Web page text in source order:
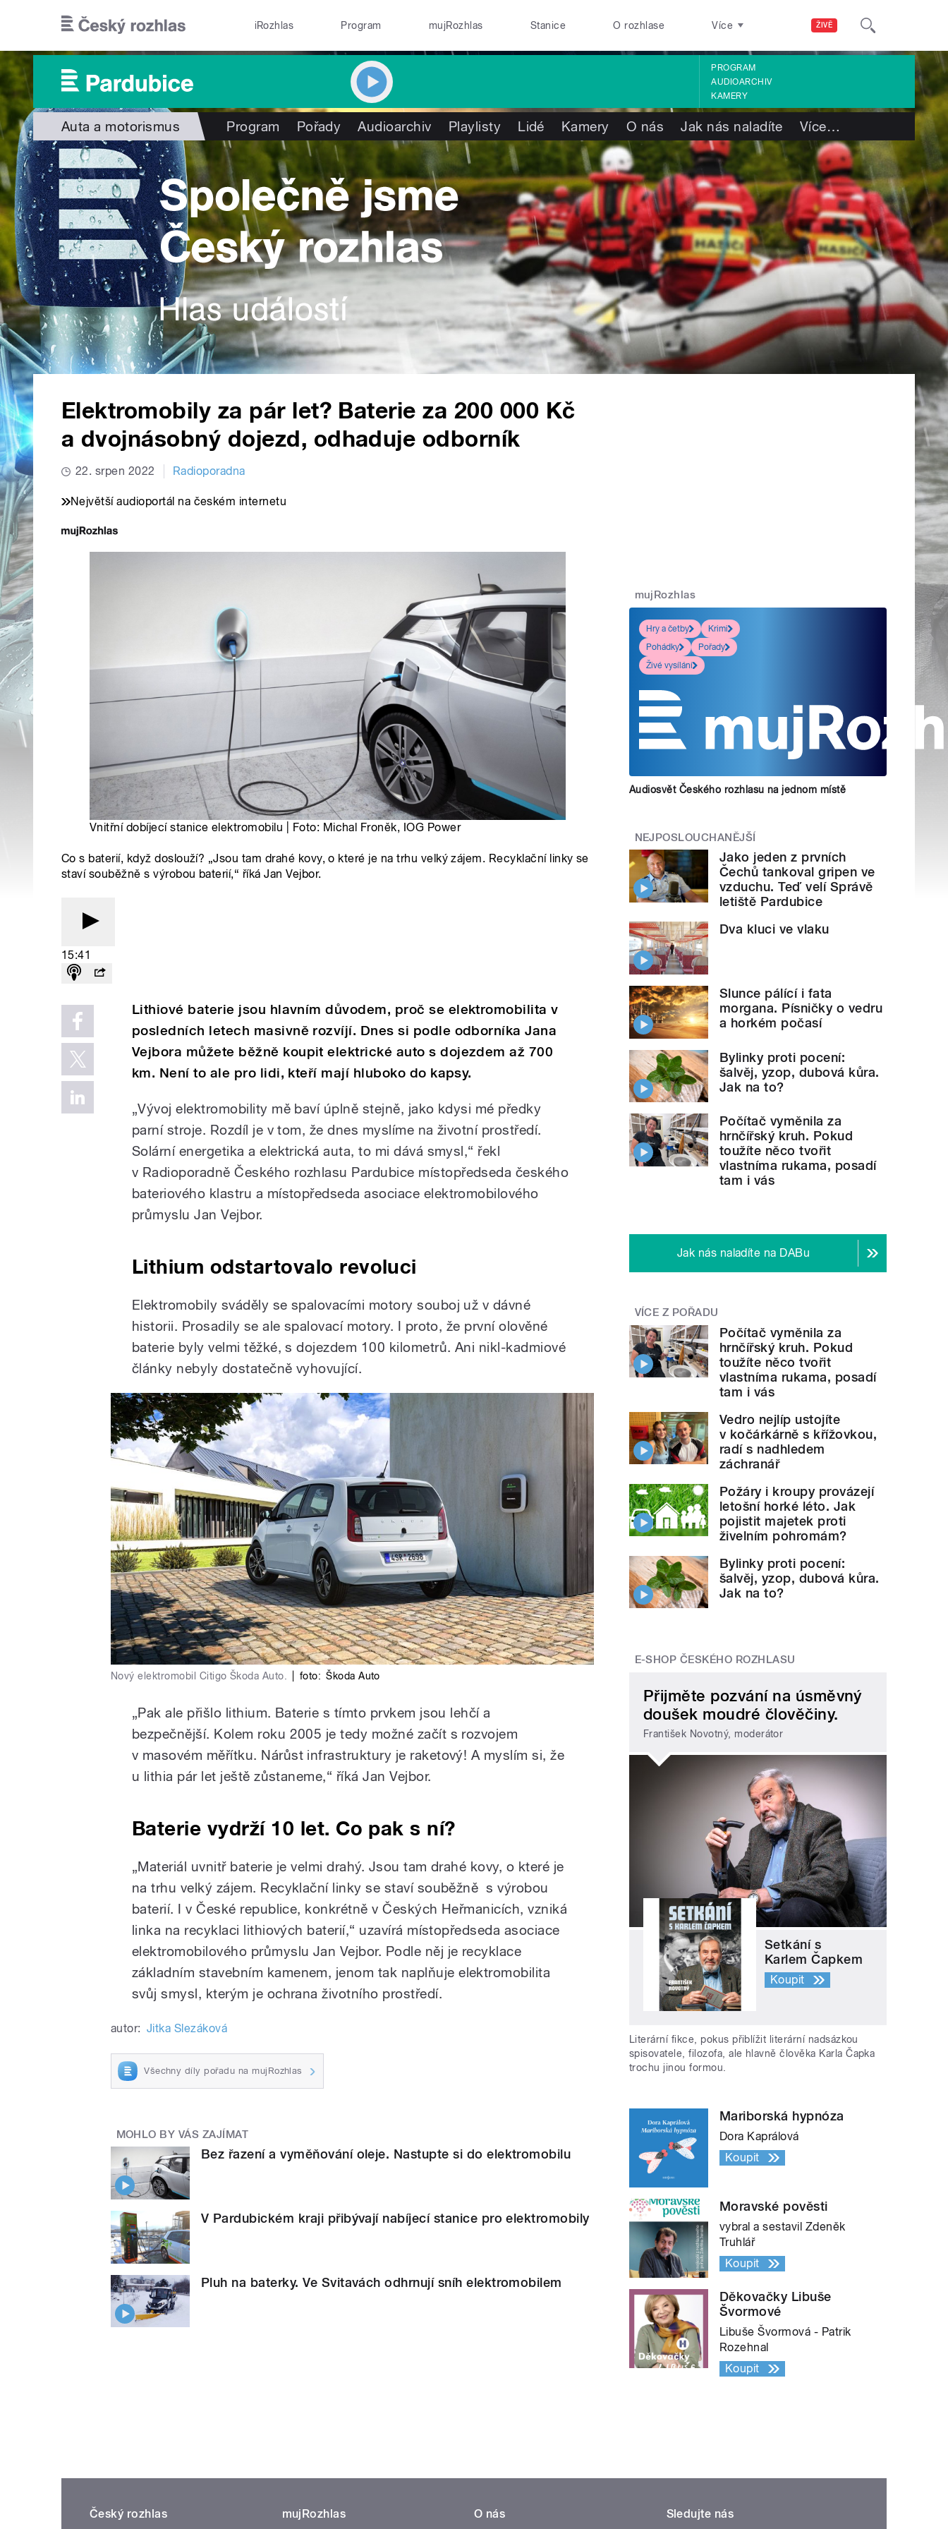
ŽIVĚ
iRozhlas Program mujRozhlas Stanice O rozhlase Více
PROGRAM
AUDIOARCHIV
KAMERY
Auta a motorismus Program Pořady Audioarchiv Playlisty Lidé Kamery O nás Jak nás naladíte Více…
Elektromobily za pár let? Baterie za 200 000 Kč
a dvojnásobný dojezd, odhaduje odborník
22. srpen 2022 Radioporadna
Největší audioportál na českém internetu
Vnitřní dobíjecí stanice elektromobilu | Foto: Michal Froněk, IOG Power
Co s baterií, když doslouží? „Jsou tam drahé kovy, o které je na trhu velký zájem. Recyklační linky se
staví souběžně s výrobou baterií,“ říká Jan Vejbor.
15:41
Lithiové baterie jsou hlavním důvodem, proč se elektromobilita v
posledních letech masivně rozvíjí. Dnes si podle odborníka Jana
Vejbora můžete běžně koupit elektrické auto s dojezdem až 700
km. Není to ale pro lidi, kteří mají hluboko do kapsy.
„Vývoj elektromobility mě baví úplně stejně, jako kdysi mé předky
parní stroje. Rozdíl je v tom, že dnes myslíme na životní prostředí.
Solární energetika a elektrická auta, to mi dává smysl,“ řekl
v Radioporadně Českého rozhlasu Pardubice místopředseda českého
bateriového klastru a místopředseda asociace elektromobilového
průmyslu Jan Vejbor.
Lithium odstartovalo revoluci
Elektromobily sváděly se spalovacími motory souboj už v dávné
historii. Prosadily se ale spalovací motory. I proto, že první olověné
baterie byly velmi těžké, s dojezdem 100 kilometrů. Ani nikl-kadmiové
články nebyly dostatečně vyhovující.
Nový elektromobil Citigo Škoda Auto. foto: Škoda Auto
„Pak ale přišlo lithium. Baterie s tímto prvkem jsou lehčí a
bezpečnější. Kolem roku 2005 je tedy možné začít s rozvojem
v masovém měřítku. Nárůst infrastruktury je raketový! A myslím si, že
u lithia pár let ještě zůstaneme,“ říká Jan Vejbor.
Baterie vydrží 10 let. Co pak s ní?
„Materiál uvnitř baterie je velmi drahý. Jsou tam drahé kovy, o které je
na trhu velký zájem. Recyklační linky se staví souběžně s výrobou
baterií. I v České republice, konkrétně v Českých Heřmanicích, vzniká
linka na recyklaci lithiových baterií,“ uzavírá místopředseda asociace
elektromobilového průmyslu Jan Vejbor. Podle něj je recyklace
základním stavebním kamenem, jenom tak naplňuje elektromobilita
svůj smysl, kterým je ochrana životního prostředí.
autor: Jitka Slezáková
Všechny díly pořadu na mujRozhlas
MOHLO BY VÁS ZAJÍMAT
Bez řazení a vyměňování oleje. Nastupte si do elektromobilu
V Pardubickém kraji přibývají nabíjecí stanice pro elektromobily
Pluh na baterky. Ve Svitavách odhrnují sníh elektromobilem
mujRozhlas
Hry a četby
Krimi
Pohádky
Pořady
Živé vysílání
Audiosvět Českého rozhlasu na jednom místě
NEJPOSLOUCHANĚJŠÍ
Jako jeden z prvních
Čechů tankoval gripen ve
vzduchu. Teď velí Správě
letiště Pardubice
Dva kluci ve vlaku
Slunce pálící i fata
morgana. Písničky o vedru
a horkém počasí
Bylinky proti pocení:
šalvěj, yzop, dubová kůra.
Jak na to?
Počítač vyměnila za
hrnčířský kruh. Pokud
toužíte něco tvořit
vlastníma rukama, posadí
tam i vás
Jak nás naladíte na DABu
VÍCE Z POŘADU
Počítač vyměnila za
hrnčířský kruh. Pokud
toužíte něco tvořit
vlastníma rukama, posadí
tam i vás
Vedro nejlíp ustojíte
v kočárkárně s křížovkou,
radí s nadhledem
záchranář
Požáry i kroupy provázejí
letošní horké léto. Jak
pojistit majetek proti
živelním pohromám?
Bylinky proti pocení:
šalvěj, yzop, dubová kůra.
Jak na to?
E-SHOP ČESKÉHO ROZHLASU
Přijměte pozvání na úsměvný
doušek moudré člověčiny.
František Novotný, moderátor
Setkání s
Karlem Čapkem
Koupit
Literární fikce, pokus přiblížit literární nadsázkou
spisovatele, filozofa, ale hlavně člověka Karla Čapka
trochu jinou formou.
Mariborská hypnóza
Dora Kaprálová
Koupit
Moravské pověsti
vybral a sestavil Zdeněk
Truhlář
Koupit
Děkovačky Libuše
Švormové
Libuše Švormová - Patrik
Rozehnal
Koupit
Český rozhlas mujRozhlas O nás Sledujte nás